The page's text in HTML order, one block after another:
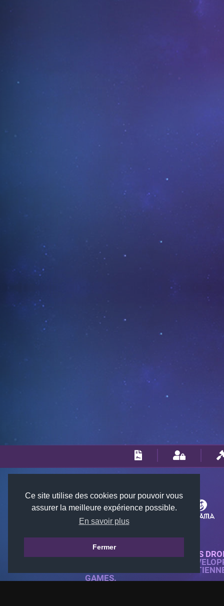
Ce site utilise des cookies pour pouvoir vous
assurer la meilleure expérience possible.
En savoir plus
Fermer
© 2018-2026 KTARENA. TOUS
SITE WEB ENTIÈREMENT
TOUTES LES IMAGES
GAMES.